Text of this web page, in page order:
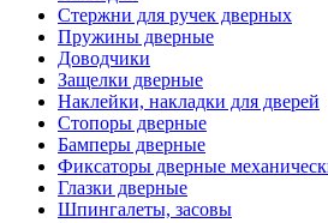
Стержни для ручек дверных
Пружины дверные
Доводчики
Защелки дверные
Наклейки, накладки для дверей
Стопоры дверные
Бамперы дверные
Фиксаторы дверные
Глазки дверные
Шпингалеты, засовы